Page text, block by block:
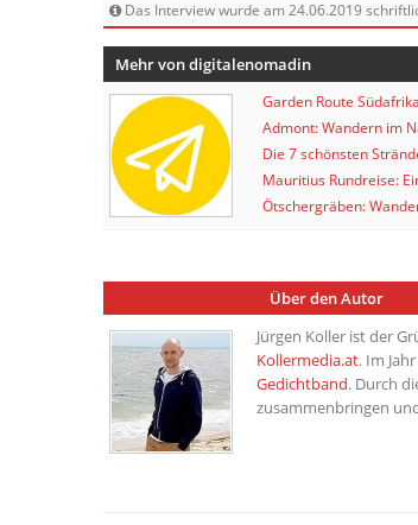
Das Interview wurde am 24.06.2019
Mehr von digitalenomadin
Garden Route
Admont: Wandern im
Die 7 schönsten
Mauritius Rundreise:
Ötschergräben:
Über den Autor
Jürgen Koller ist der
Kollermedia.at. Im
Gedichtband. Durch
zusammenbringen